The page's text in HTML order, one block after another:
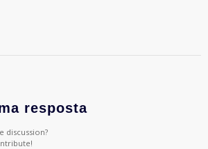
resposta
discussion?